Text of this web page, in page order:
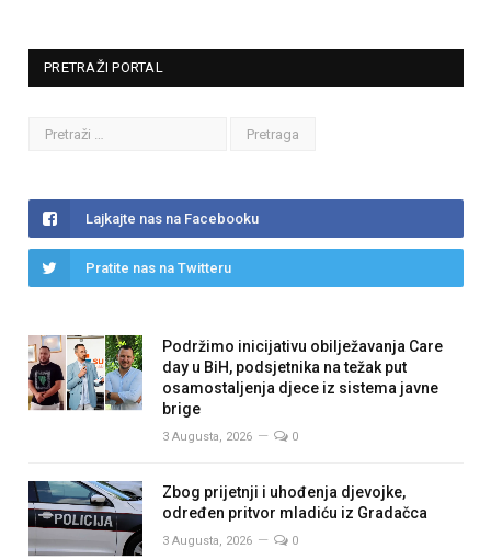
PRETRAŽI PORTAL
Lajkajte nas na Facebooku
Pratite nas na Twitteru
Podržimo inicijativu obilježavanja Care
day u BiH, podsjetnika na težak put
osamostaljenja djece iz sistema javne
brige
3 Augusta, 2026 0
Zbog prijetnji i uhođenja djevojke,
određen pritvor mladiću iz Gradačca
3 Augusta, 2026 0